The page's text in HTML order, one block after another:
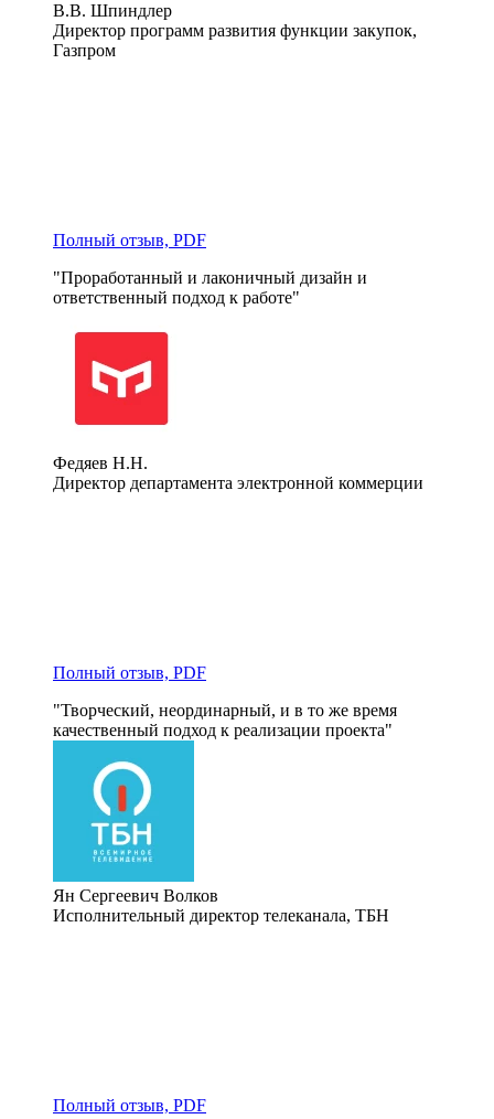
В.В. Шпиндлер
Директор программ развития функции закупок,
Газпром
Полный отзыв, PDF
"Проработанный и лаконичный дизайн и
ответственный подход к работе"
Федяев Н.Н.
Директор департамента электронной коммерции
Полный отзыв, PDF
"Творческий, неординарный, и в то же время
качественный подход к реализации проекта"
Ян Сергеевич Волков
Исполнительный директор телеканала, ТБН
Полный отзыв, PDF